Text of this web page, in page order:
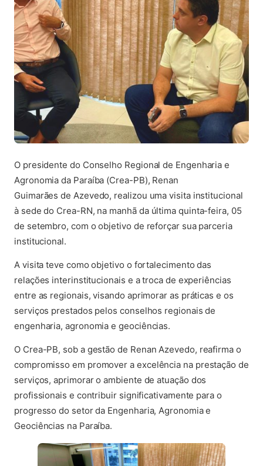
O presidente do Conselho Regional de Engenharia e
Agronomia da Paraíba (Crea-PB), Renan
Guimarães de Azevedo, realizou uma visita institucional
à sede do Crea-RN, na manhã da última quinta-feira, 05
de setembro, com o objetivo de reforçar sua parceria
institucional.
A visita teve como objetivo o fortalecimento das
relações interinstitucionais e a troca de experiências
entre as regionais, visando aprimorar as práticas e os
serviços prestados pelos conselhos regionais de
engenharia, agronomia e geociências.
O Crea-PB, sob a gestão de Renan Azevedo, reafirma o
compromisso em promover a excelência na prestação de
serviços, aprimorar o ambiente de atuação dos
profissionais e contribuir significativamente para o
progresso do setor da Engenharia, Agronomia e
Geociências na Paraíba.